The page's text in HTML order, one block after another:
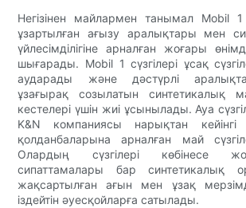
Негізінен майлармен танымал Mobil
ұзартылған ағызу аралықтары мен
үйлесімділігіне арналған жоғары
шығарады. Mobil 1 сүзгілері ұсақ
аударады және дәстүрлі
ұзағырақ созылатын синтетикалық
кестелері үшін жиі ұсынылады. Ауа
K&N компаниясы нарықтан кейінгі
қолданбаларына арналған май
Олардың сүзгілері көбінесе
сипаттамалары бар синтетикалық
жақсартылған ағын мен ұзақ
іздейтін әуесқойларға сатылады.